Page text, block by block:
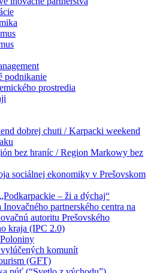
podnikanie
prostredia
dobrej chuti / Karpacki weekend
bez hraníc / Region Markowy bez
sociálnej ekonomiky v Prešovskom
– ži a dýchaj“
Inovačného partnerského centra na
autoritu Prešovského
kraja (IPC 2.0)
komunít
(GFT)